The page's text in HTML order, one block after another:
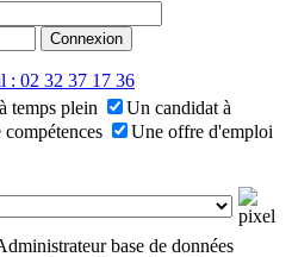
: 02 32 37 17 36
temps plein
Un candidat à
Une offre d'emploi
base de données